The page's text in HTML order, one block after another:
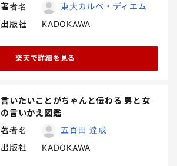
著者名
東大カルペ・ディエム
出版社
KADOKAWA
楽天で詳細を見る
言いたいことがちゃんと伝わる 男と女
の言いかえ図鑑
著者名
五百田 達成
出版社
KADOKAWA